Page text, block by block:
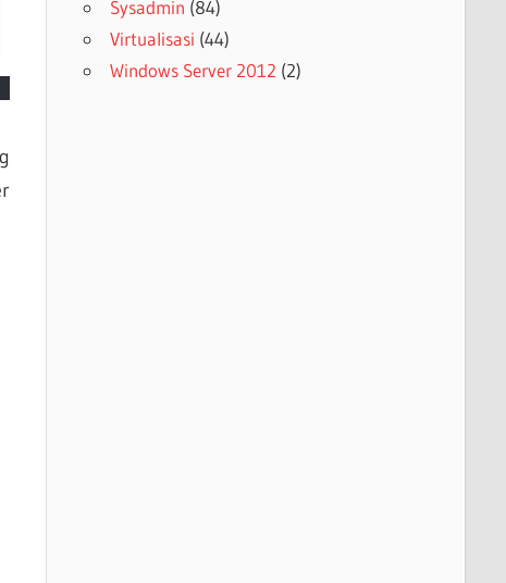
Sysadmin (84)
Virtualisasi (44)
Windows Server 2012 (2)